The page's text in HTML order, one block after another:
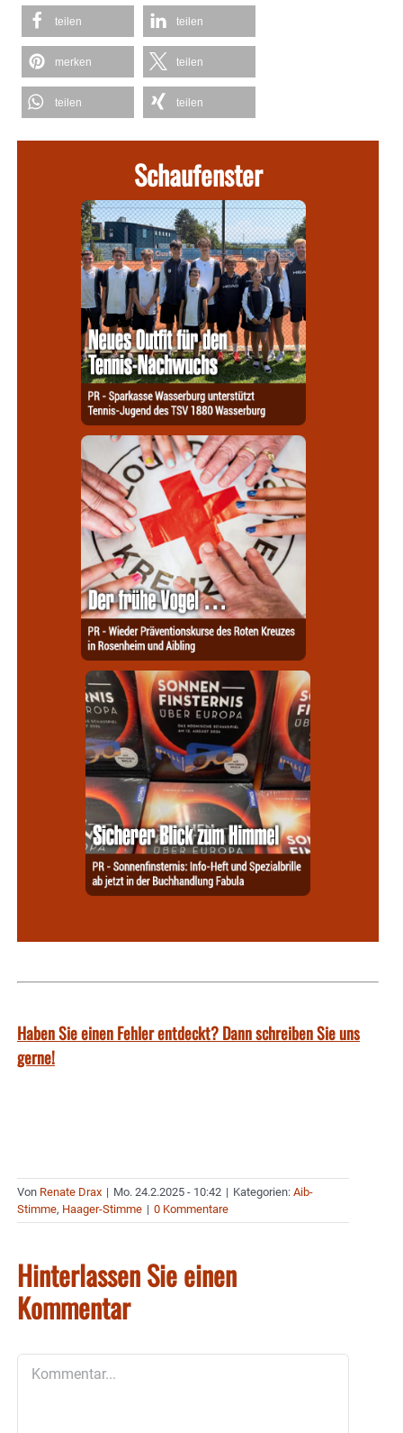
teilen teilen
merken teilen
teilen teilen
Schaufenster
Haben Sie einen Fehler entdeckt? Dann schreiben Sie uns
gerne!
Von Renate Drax | Mo. 24.2.2025 - 10:42 | Kategorien: Aib-
Stimme, Haager-Stimme | 0 Kommentare
Hinterlassen Sie einen
Kommentar